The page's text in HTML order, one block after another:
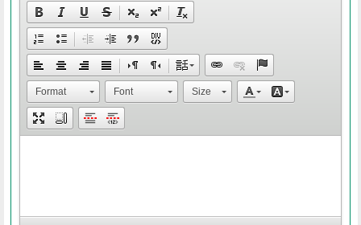
إصدارات الوسطية
قطاع المرأة
Format Font Size